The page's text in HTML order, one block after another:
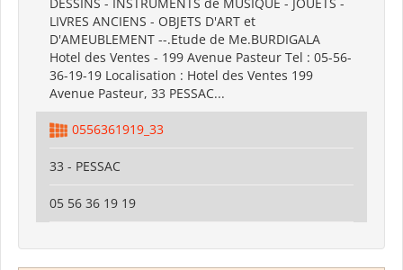
LIVRES ANCIENS - OBJETS D'ART et
D'AMEUBLEMENT --.Etude de Me.BURDIGALA
Hotel des Ventes - 199 Avenue Pasteur Tel : 05-56-
36-19-19 Localisation : Hotel des Ventes 199
Avenue Pasteur, 33 PESSAC...
0556361919_33
33 - PESSAC
05 56 36 19 19